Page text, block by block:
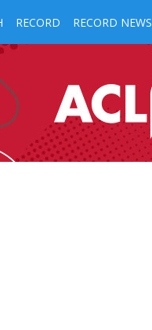
RECORD RECORD NEWS